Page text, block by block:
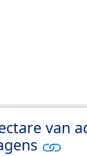
van